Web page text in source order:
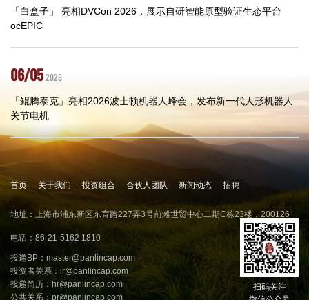
「白盒子」 亮相DVCon 2026，展示自研智能原型验证生态平台
ocEPIC
06/052026
「鲲腾泰克」亮相2026波士顿机器人峰会，发布新一代人形机器人
关节电机
首页 关于我们 投资组合 合伙人团队 新闻动态 招聘
地址：上海市浦东新区东育路227弄3号前滩世贸中心二期C栋23楼，200126
电话：86-21-5162 1810
投递BP： master@panlincap.com
投资者关系： ir@panlincap.com
投递简历： hr@panlincap.com
公共关系： pr@panlincap.com
扫码关注